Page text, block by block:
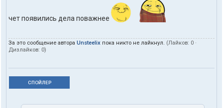
чет появились дела поважнее
За это сообщение автора Unsteelix пока никто не лайкнул. (Лайков: 0 ·
Дизлайков: 0)
СПОЙЛЕР